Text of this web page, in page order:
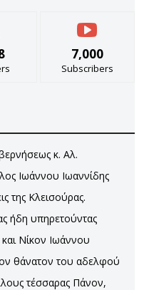
7,000
Subscribers
κ. Αλ.
Ιωάννου Ιωαννίδης
της Κλεισούρας.
ήδη υπηρετούντας
Νίκον Ιωάννου
θάνατον του αδελφού
τέσσαρας Πάνον,